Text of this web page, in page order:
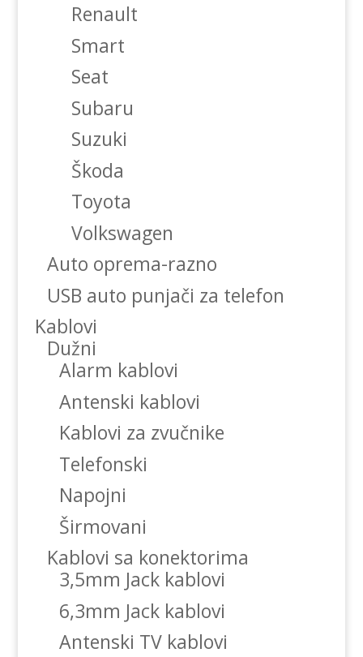
Renault
Smart
Seat
Subaru
Suzuki
Škoda
Toyota
Volkswagen
Auto oprema-razno
USB auto punjači za telefon
Kablovi
Dužni
Alarm kablovi
Antenski kablovi
Kablovi za zvučnike
Telefonski
Napojni
Širmovani
Kablovi sa konektorima
3,5mm Jack kablovi
6,3mm Jack kablovi
Antenski TV kablovi